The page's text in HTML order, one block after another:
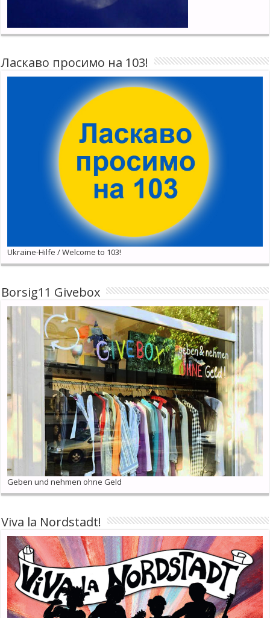
Ласкаво просимо на 103!
Ukraine-Hilfe / Welcome to 103!
Borsig11 Givebox
Geben und nehmen ohne Geld
Viva la Nordstadt!